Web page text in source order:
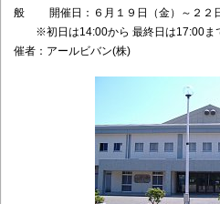
般 開催日：６月１９日（金）～２
※初日は14:00から 最終日は17:00
催者：アールビバン(株)